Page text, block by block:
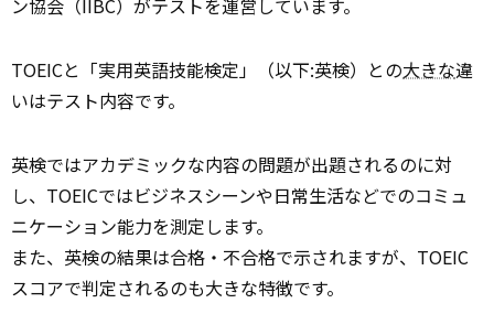
ン協会（IIBC）がテストを運営しています。
TOEICと「実用英語技能検定」（以下:英検）との大きな違
いはテスト内容です。
英検ではアカデミックな内容の問題が出題されるのに対
し、TOEICではビジネスシーンや日常生活などでのコミュ
ニケーション能力を測定します。
また、英検の結果は合格・不合格で示されますが、TOEIC
スコアで判定されるのも大きな特徴です。